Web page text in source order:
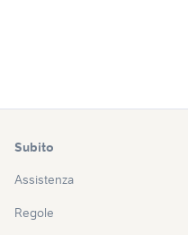
Subito
Assistenza
Regole